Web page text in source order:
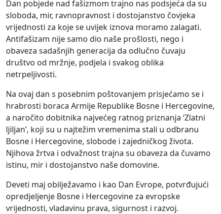
Dan pobjede nad fašizmom trajno nas podsjeća da su
sloboda, mir, ravnopravnost i dostojanstvo čovjeka
vrijednosti za koje se uvijek iznova moramo zalagati.
Antifašizam nije samo dio naše prošlosti, nego i
obaveza sadašnjih generacija da odlučno čuvaju
društvo od mržnje, podjela i svakog oblika
netrpeljivosti.
Na ovaj dan s posebnim poštovanjem prisjećamo se i
hrabrosti boraca Armije Republike Bosne i Hercegovine,
a naročito dobitnika najvećeg ratnog priznanja ‘Zlatni
ljiljan’, koji su u najtežim vremenima stali u odbranu
Bosne i Hercegovine, slobode i zajedničkog života.
Njihova žrtva i odvažnost trajna su obaveza da čuvamo
istinu, mir i dostojanstvo naše domovine.
Deveti maj obilježavamo i kao Dan Evrope, potvrđujući
opredjeljenje Bosne i Hercegovine za evropske
vrijednosti, vladavinu prava, sigurnost i razvoj.